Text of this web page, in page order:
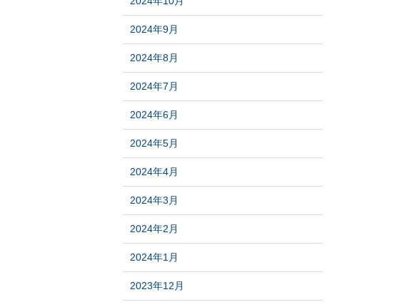
2024年9月
2024年8月
2024年7月
2024年6月
2024年5月
2024年4月
2024年3月
2024年2月
2024年1月
2023年12月